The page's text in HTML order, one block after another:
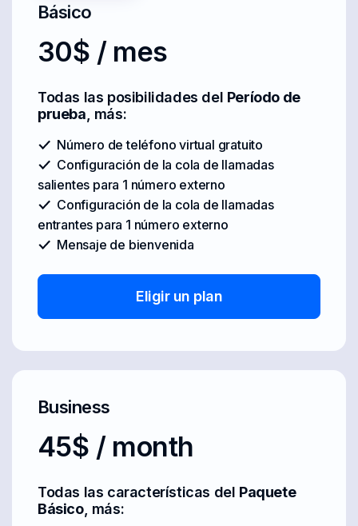
Básico
30$ / mes
Todas las posibilidades del Período de
prueba , más:
Número de teléfono virtual gratuito
Configuración de la cola de llamadas
salientes para 1 número externo
Configuración de la cola de llamadas
entrantes para 1 número externo
Mensaje de bienvenida
Eligir un plan
Business
45$ / month
Todas las características del Paquete
Básico, más: